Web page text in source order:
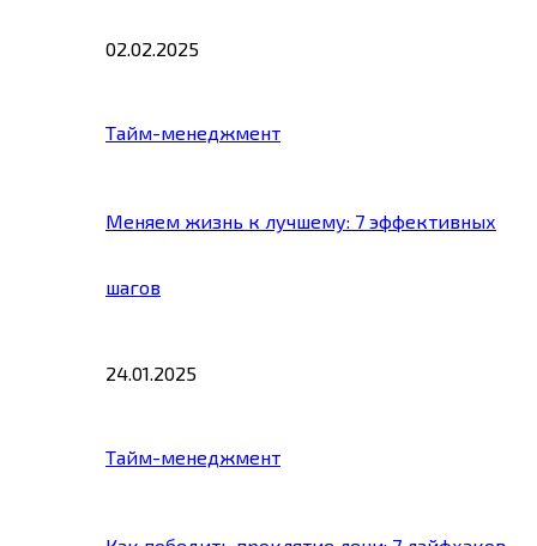
02.02.2025
Тайм-менеджмент
Меняем жизнь к лучшему: 7 эффективных
шагов
24.01.2025
Тайм-менеджмент